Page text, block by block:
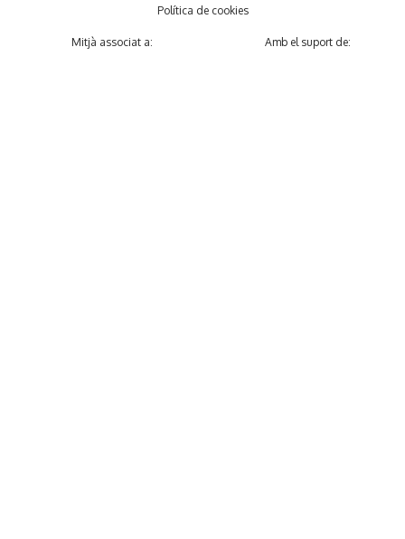
Política de cookies
Mitjà associat a: Amb el suport de: